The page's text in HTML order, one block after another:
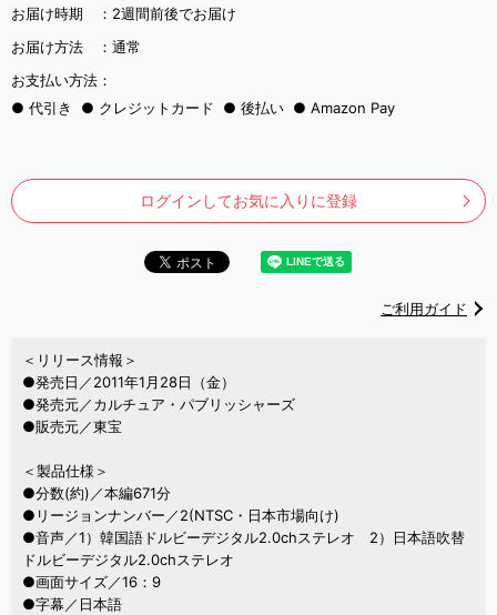
お届け時期 ： 2週間前後でお届け
お届け方法 ： 通常
お支払い方法：
代引き
クレジットカード 後払い Amazon Pay
ログインしてお気に入りに登録
ご利用ガイド
＜リリース情報＞
●発売日／2011年1月28日（金）
●発売元／カルチュア・パブリッシャーズ
●販売元／東宝
＜製品仕様＞
●分数(約)／本編671分
●リージョンナンバー／2(NTSC・日本市場向け)
●音声／1）韓国語ドルビーデジタル2.0chステレオ 2）日本語吹替
ドルビーデジタル2.0chステレオ
●画面サイズ／16：9
●字幕／日本語